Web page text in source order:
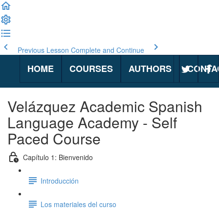
Previous Lesson Complete and Continue
HOME COURSES AUTHORS
Velázquez Academic Spanish
Language Academy - Self
Paced Course
Capítulo 1: Bienvenido
Introducción
Los materiales del curso